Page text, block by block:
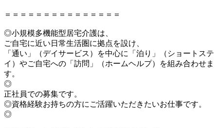
＝＝＝＝＝＝＝＝＝＝＝＝＝＝＝
◎小規模多機能型居宅介護は、
ご自宅に近い日常生活圏に拠点を設け、
「通い」（デイサービス）を中心に「泊り」（ショートステ
イ）やご自宅への「訪問」（ホームヘルプ）を組み合わせま
す。
◎
正社員での募集です。
◎資格経験お持ちの方にご活躍いただきたいお仕事です。
◎